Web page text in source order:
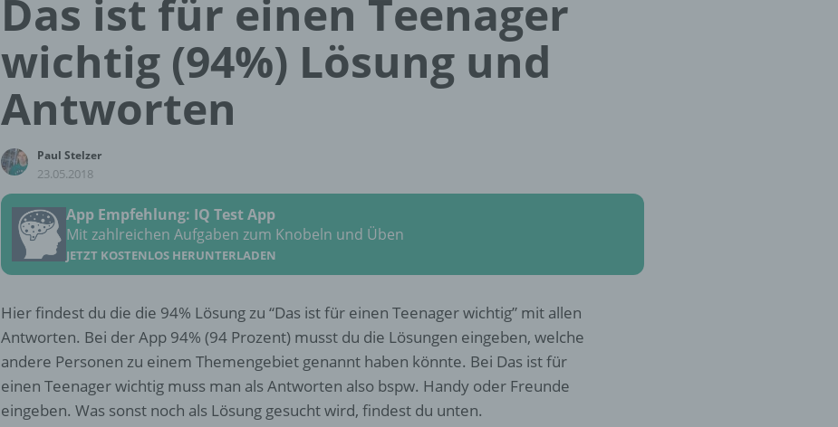
Das ist für einen Teenager
wichtig (94%) Lösung und
Antworten
Paul Stelzer
23.05.2018
App Empfehlung: IQ Test App
Mit zahlreichen Aufgaben zum Knobeln und Üben
JETZT KOSTENLOS HERUNTERLADEN
Hier findest du die die 94% Lösung zu “Das ist für einen Teenager wichtig” mit allen
Antworten. Bei der App 94% (94 Prozent) musst du die Lösungen eingeben, welche
andere Personen zu einem Themengebiet genannt haben könnte. Bei Das ist für
einen Teenager wichtig muss man als Antworten also bspw. Handy oder Freunde
eingeben. Was sonst noch als Lösung gesucht wird, findest du unten.